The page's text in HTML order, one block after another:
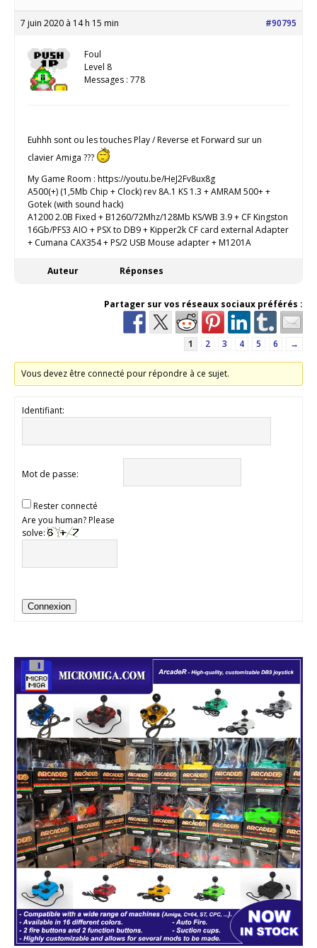
7 juin 2020 à 14 h 15 min #90795
Foul
Level 8
Messages : 778
Euhhh sont ou les touches Play / Reverse et Forward sur un
clavier Amiga ???
My Game Room : https://youtu.be/HeJ2Fv8ux8g
A500(+) (1,5Mb Chip + Clock) rev 8A.1 KS 1.3 + AMRAM 500+ +
Gotek (with sound hack)
A1200 2.0B Fixed + B1260/72Mhz/128Mb KS/WB 3.9 + CF Kingston
16Gb/PFS3 AIO + PSX to DB9 + Kipper2k CF card external Adapter
+ Cumana CAX354 + PS/2 USB Mouse adapter + M1201A
Auteur Réponses
Partager sur vos réseaux sociaux préférés :
1 2 3 4 5 6 →
Vous devez être connecté pour répondre à ce sujet.
Identifiant:
Mot de passe:
Rester connecté
Are you human? Please
solve:
Connexion